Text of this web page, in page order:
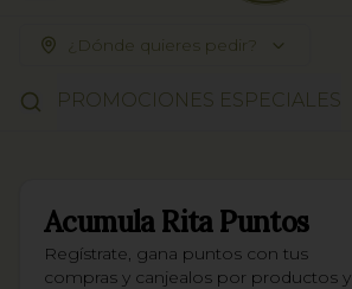
¿Dónde quieres pedir?
PROMOCIONES ESPECIALES
AcumulaRita Puntos
Regístrate, gana puntos con tus
compras y canjealos por productos y